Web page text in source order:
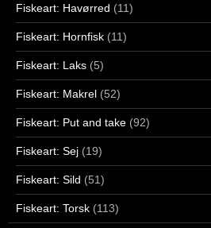
Fiskeart: Havørred (11)
Fiskeart: Hornfisk (11)
Fiskeart: Laks (5)
Fiskeart: Makrel (52)
Fiskeart: Put and take (92)
Fiskeart: Sej (19)
Fiskeart: Sild (51)
Fiskeart: Torsk (113)